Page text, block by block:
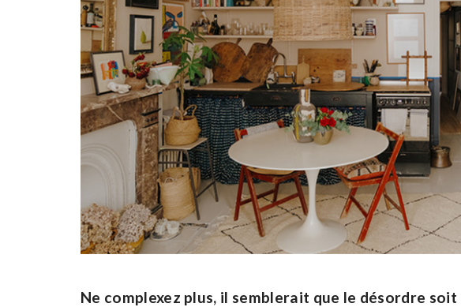
Ne complexez plus, il semblerait que le désordre soit